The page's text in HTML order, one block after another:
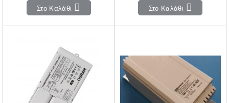
Στο Καλάθι Στο Καλάθι